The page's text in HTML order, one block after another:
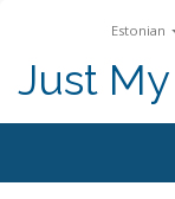
Estonian
Just